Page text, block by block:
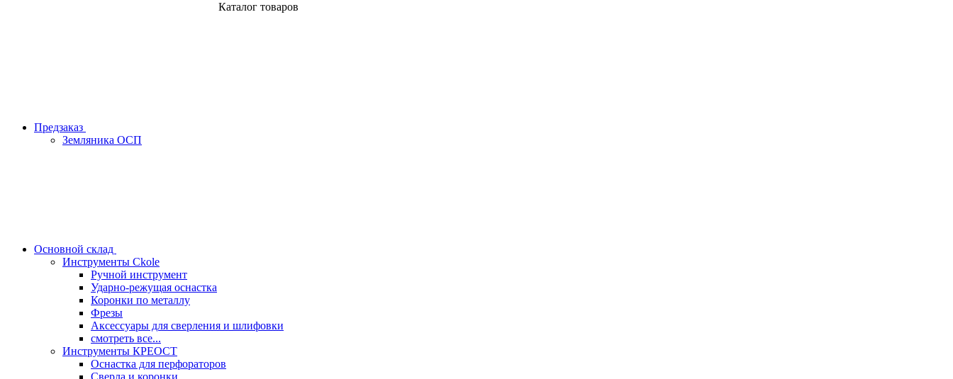
Каталог товаров
Предзаказ
Земляника ОСП
Основной склад
Инструменты Ckole
Ручной инструмент
Ударно‑режущая оснастка
Коронки по металлу
Фрезы
Аксессуары для сверления и шлифовки
смотреть все...
Инструменты КРЕОСТ
Оснастка для перфораторов
Сверла и коронки